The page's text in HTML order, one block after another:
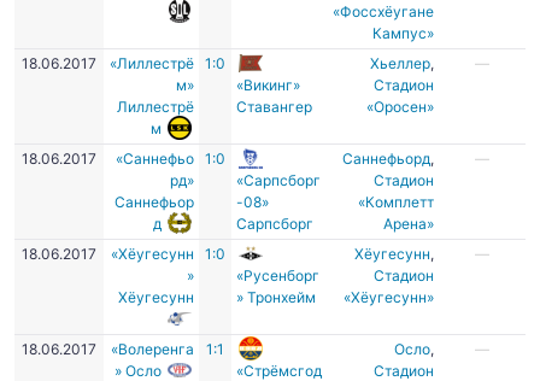
«Фоссхёугане
Кампус»
18.06.2017
«Лиллестрё
м»
Лиллестрё
м
1:0
«Викинг»
Ставангер
Хьеллер,
Стадион
«Оросен»
—
18.06.2017
«Саннефьо
рд»
Саннефьор
д
1:0
«Сарпсборг
-08»
Сарпсборг
Саннефьорд,
Стадион
«Комплетт
Арена»
—
18.06.2017
«Хёугесунн
»
Хёугесунн
1:0
«Русенборг
» Тронхейм
Хёугесунн,
Cтадион
«Хёугесунн»
—
18.06.2017
«Волеренга
» Осло
1:1
«Стрёмсгод
Осло,
Стадион
—